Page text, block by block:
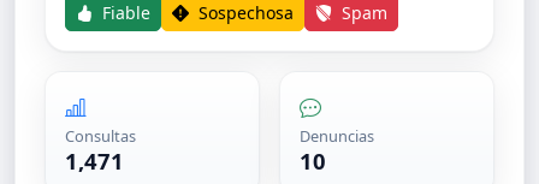
Fiable Sospechosa Spam
Consultas
1,471
Denuncias
10